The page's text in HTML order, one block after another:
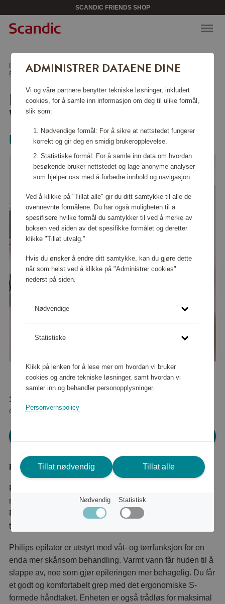
SCANDIC FRIENDS SHOP
Hjem /Hjemelektronikk/Personlig pleie/
Epilator Series 8000 Wet & Dry BRE740/10
EPILATOR SERIES 8000
WET & DRY BRE740/10
Philips
193 600 poeng
eller
2 420 kr
Produktbeskrivelse
Philips Epilator i 8000-serien: Verdens første epilatorer
med keramiske pinsetter for en mer behagelig epilering.
Fanger selv de korteste hårene med Double Action-
teknologi for glatt hud i flere uker.
Philips epilator er utstyrt med våt- og tørrfunksjon for en
enda mer skånsom behandling. Varmt vann får huden til å
slappe av, noe som gjør epileringen mer behagelig. Du får
et godt og komfortabelt grep med det ergonomiske S-
formede håndtaket. Enheten er også trådløs for maksimal
ADMINISTRER DATAENE DINE
Vi og våre partnere benytter tekniske løsninger, inkludert
cookies, for å samle inn informasjon om deg til ulike formål,
slik som:
Nødvendige formål: For å sikre at nettstedet fungerer
korrekt og gir deg en smidig brukeropplevelse.
Statistiske formål: For å samle inn data om hvordan
besøkende bruker nettstedet og lage anonyme analyser
som hjelper oss med å forbedre innhold og navigasjon.
Ved å klikke på "Tillat alle" gir du ditt samtykke til alle de
ovennevnte formålene. Du har også muligheten til å
spesifisere hvilke formål du samtykker til ved å merke av
boksen ved siden av det spesifikke formålet og deretter
klikke "Tillat utvalg."
Hvis du ønsker å endre ditt samtykke, kan du gjøre dette
når som helst ved å klikke på "Administrer cookies"
nederst på siden.
Nødvendige
Statistiske
Klikk på lenken for å lese mer om hvordan vi bruker
cookies og andre tekniske løsninger, samt hvordan vi
samler inn og behandler personopplysninger.
Personvernspolicy
Tillat nødvendig Tillat alle
Nødvendig Statistisk